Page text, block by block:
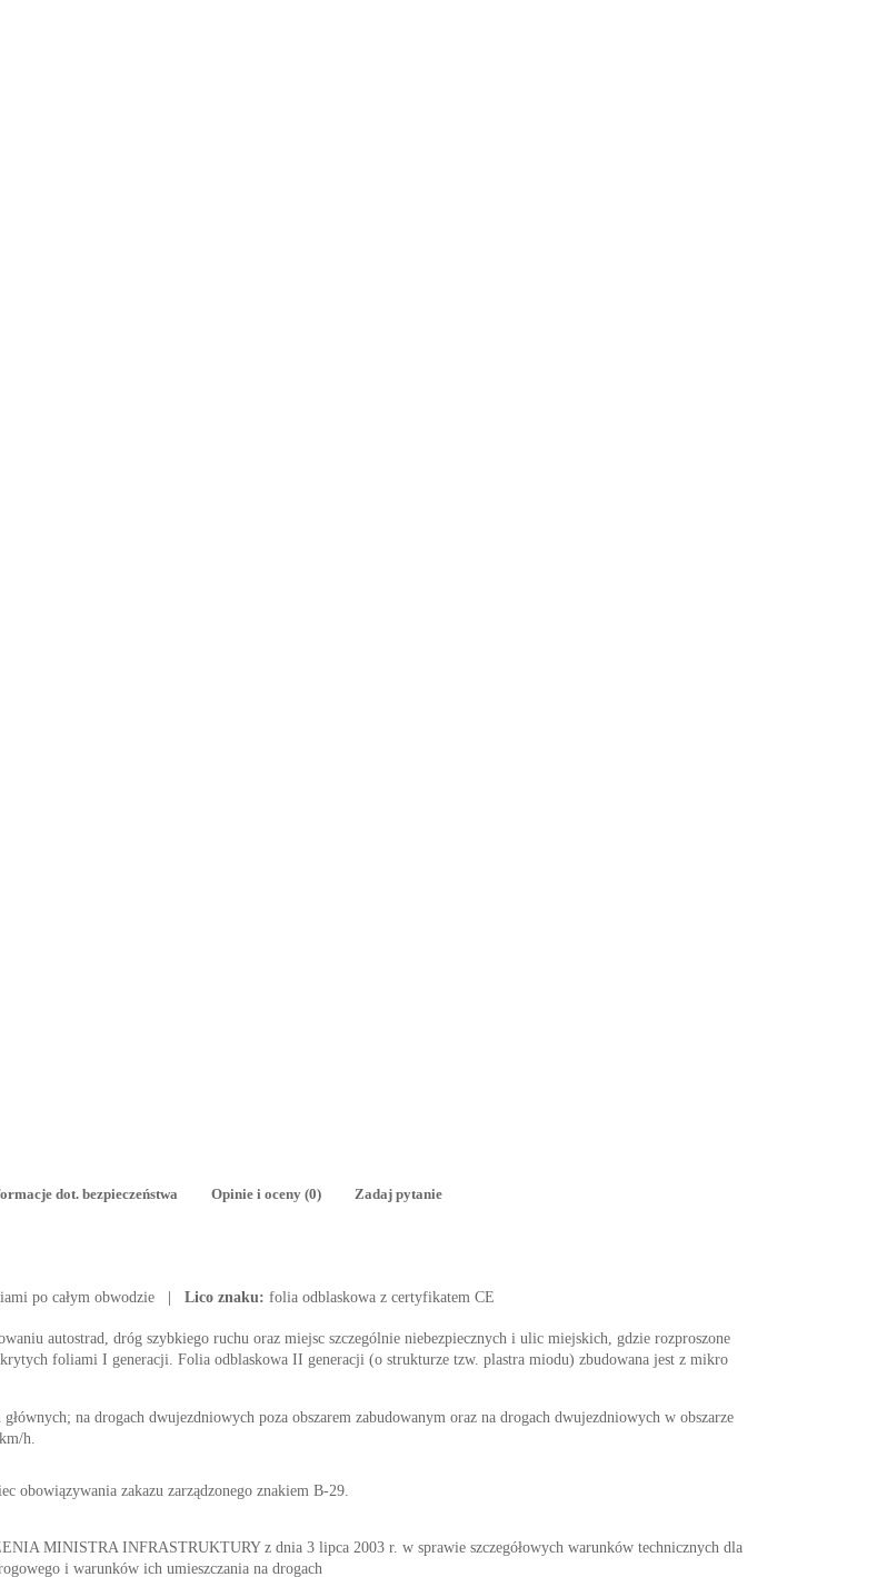
dot. bezpieczeństwa Opinie i oceny (0) Zadaj pytanie
po całym obwodzie Lico znaku: folia odblaskowa z certyfikatem CE
autostrad, dróg szybkiego ruchu oraz miejsc szczególnie niebezpiecznych i ulic miejskich, gdzie rozproszone
foliami I generacji. Folia odblaskowa II generacji (o strukturze tzw. plastra miodu) zbudowana jest z mikro
na drogach dwujezdniowych poza obszarem zabudowanym oraz na drogach dwujezdniowych w obszarze
h.
obowiązywania zakazu zarządzonego znakiem B-29.
MINISTRA INFRASTRUKTURY z dnia 3 lipca 2003 r. w sprawie szczegółowych warunków technicznych dla
i warunków ich umieszczania na drogach